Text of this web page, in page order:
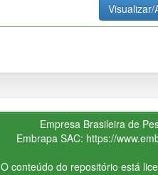
Visualizar/
Empresa Brasileira de
Embrapa SAC: https://
O conteúdo do repositório está